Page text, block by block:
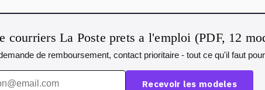
courriers La Poste prets a l'emploi (PDF, 12
de remboursement, contact prioritaire - tout ce qu'il faut
Recevoir les modeles